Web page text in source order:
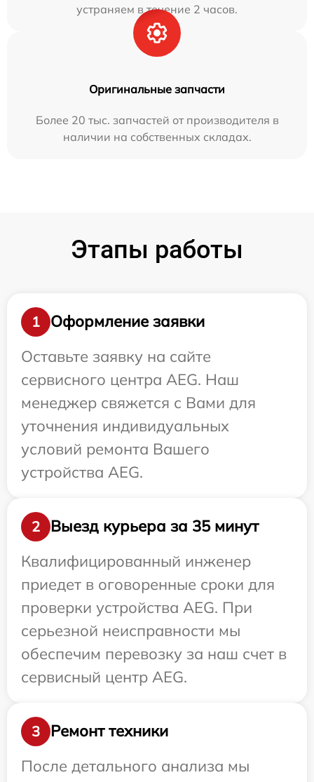
устраняем в течение 2 часов.
Оригинальные запчасти
Более 20 тыс. запчастей от производителя в
наличии на собственных складах.
Этапы работы
1
Оформление заявки
Оставьте заявку на сайте
сервисного центра AEG. Наш
менеджер свяжется с Вами для
уточнения индивидуальных
условий ремонта Вашего
устройства AEG.
2
Выезд курьера за 35 минут
Квалифицированный инженер
приедет в оговоренные сроки для
проверки устройства AEG. При
серьезной неисправности мы
обеспечим перевозку за наш счет в
сервисный центр AEG.
3
Ремонт техники
После детального анализа мы